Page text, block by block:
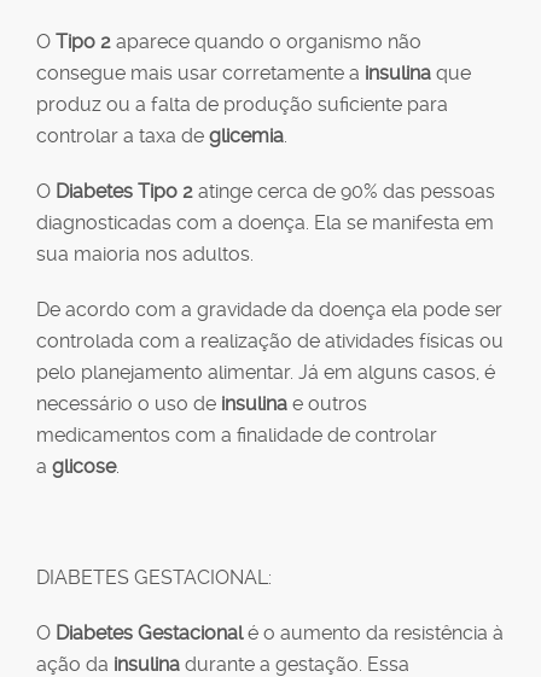
O Tipo 2 aparece quando o organismo não
consegue mais usar corretamente a insulina que
produz ou a falta de produção suficiente para
controlar a taxa de glicemia.
O Diabetes Tipo 2 atinge cerca de 90% das pessoas
diagnosticadas com a doença. Ela se manifesta em
sua maioria nos adultos.
De acordo com a gravidade da doença ela pode ser
controlada com a realização de atividades físicas ou
pelo planejamento alimentar. Já em alguns casos, é
necessário o uso de insulina e outros
medicamentos com a finalidade de controlar
a glicose.
DIABETES GESTACIONAL:
O Diabetes Gestacionalé o aumento da resistência à
ação da insulina durante a gestação. Essa